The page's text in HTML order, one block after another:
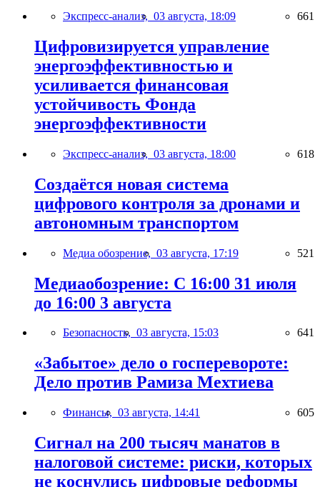
Экспресс-анализ, 03 августа, 18:09 661
Цифровизируется управление
энергоэффективностью и
усиливается финансовая
устойчивость Фонда
энергоэффективности
Экспресс-анализ, 03 августа, 18:00 618
Создаётся новая система
цифрового контроля за дронами и
автономным транспортом
Медиа обозрение, 03 августа, 17:19 521
Медиаобозрение: С 16:00 31 июля
до 16:00 3 августа
Безопасность, 03 августа, 15:03 641
«Забытое» дело о госперевороте:
Дело против Рамиза Мехтиева
Финансы, 03 августа, 14:41 605
Сигнал на 200 тысяч манатов в
налоговой системе: риски, которых
не коснулись цифровые реформы